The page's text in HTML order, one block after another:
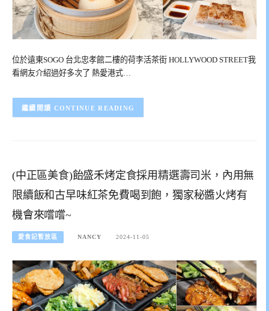
位於遠東SOGO 台北忠孝館二樓的荷李活茶街 HOLLYWOOD STREET我
看網友介紹過好多次了 熱愛港式…
CONTINUE READING
(中正區美食)飴盛禾烤定食採用精選壽司米，內用無
限續飯和古早味紅茶免費喝到飽，獨家秘醬火烤有
機會來嚐嚐~
愛食記暫放區 NANCY 2024-11-05